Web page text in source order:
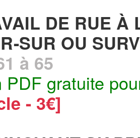
DE RUE À
SUR OU
à 65
PDF gratuite
- 3€]